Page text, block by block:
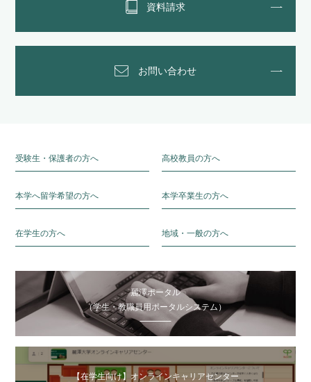
資料請求
お問い合わせ
受験生・保護者の方へ 高校教員の方へ
本学へ留学希望の方へ 本学卒業生の方へ
在学生の方へ 地域・一般の方へ
麗澤ポータル
（学生・教職員用ポータルシステム）
【在学生向け】オンラインキャリアセンター